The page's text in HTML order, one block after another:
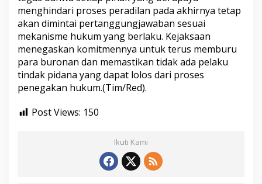
menghindari proses peradilan pada akhirnya tetap
akan dimintai pertanggungjawaban sesuai
mekanisme hukum yang berlaku. Kejaksaan
menegaskan komitmennya untuk terus memburu
para buronan dan memastikan tidak ada pelaku
tindak pidana yang dapat lolos dari proses
penegakan hukum.(Tim/Red).
Post Views: 150
Ikuti Kami